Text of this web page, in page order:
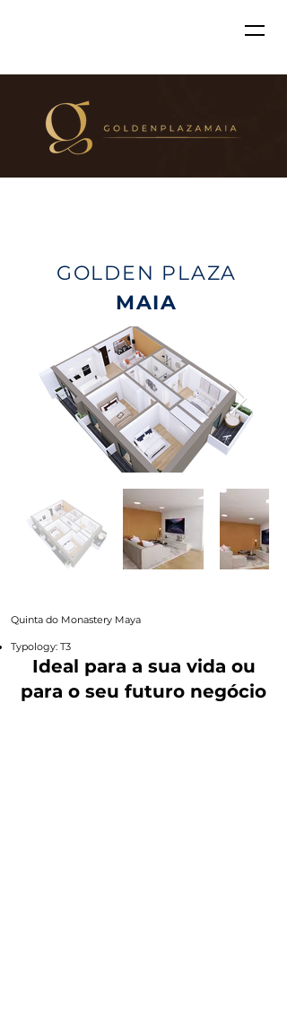
GOLDEN PLAZA
MAIA
Quinta do Monastery Maya
Typology: T3
Ideal para a sua vida ou
para o seu futuro negócio